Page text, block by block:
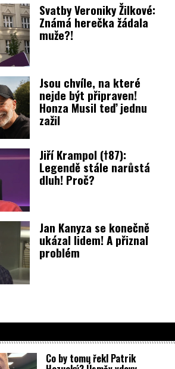
Svatby Veroniky Žilkové:
Známá herečka žádala
muže?!
Jsou chvíle, na které
nejde být připraven!
Honza Musil teď jednu
zažil
Jiří Krampol (†87):
Legendě stále narůstá
dluh! Proč?
Jan Kanyza se konečně
ukázal lidem! A přiznal
problém
Co by tomu řekl Patrik